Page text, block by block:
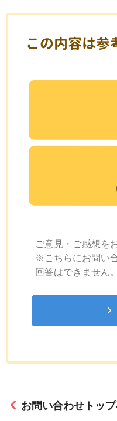
この内容は参
お問い合わせトッ